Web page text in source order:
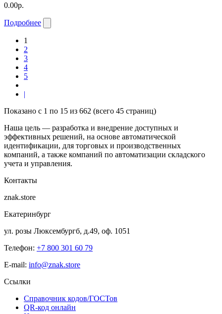
0.00р.
Подробнее
1
2
3
4
5
|
Показано с 1 по 15 из 662 (всего 45 страниц)
Наша цель — разработка и внедрение доступных и
эффективных решений, на основе автоматической
идентификации, для торговых и производственных
компаний, а также компаний по автоматизации складского
учета и управления.
Контакты
znak.store
Екатеринбург
ул. розы Люксембургб, д.49, оф. 1051
Телефон: +7 800 301 60 79
E-mail: info@znak.store
Ссылки
Справочник кодов/ГОСТов
QR-код онлайн